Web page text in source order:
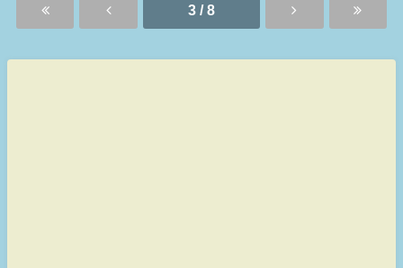
3 / 8